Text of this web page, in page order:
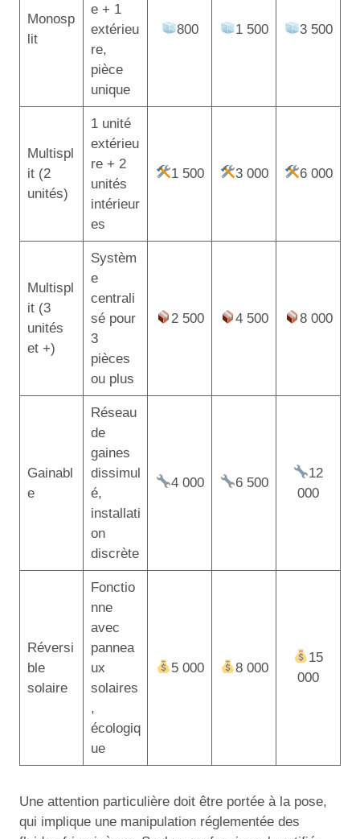
Monosp
lit
e + 1
extérieu
re,
pièce
unique
800 1 500 3 500
Multispl
it (2
unités)
1 unité
extérieu
re + 2
unités
intérieur
es
1 500 3 000 6 000
Multispl
it (3
unités
et +)
Systèm
e
centrali
sé pour
3
pièces
ou plus
2 500 4 500 8 000
Gainabl
e
Réseau
de
gaines
dissimul
é,
installati
on
discrète
4 000 6 500
12
000
Réversi
ble
solaire
Fonctio
nne
avec
pannea
ux
solaires
,
écologiq
ue
5 000 8 000
15
000
Une attention particulière doit être portée à la pose,
qui implique une manipulation réglementée des